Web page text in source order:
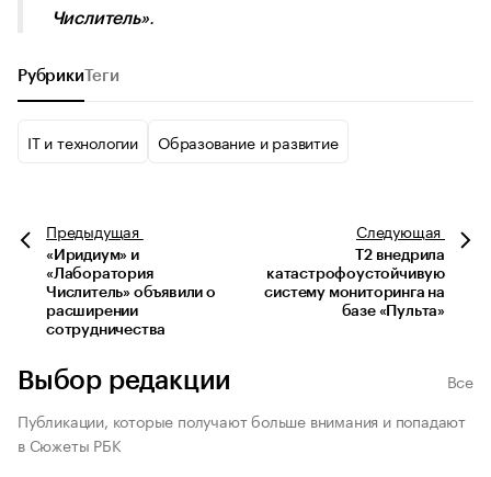
Числитель».
Рубрики Теги
IT и технологии Образование и развитие
Предыдущая
«Иридиум» и
«Лаборатория
Числитель» объявили о
расширении
сотрудничества
Следующая
Т2 внедрила
катастрофоустойчивую
систему мониторинга на
базе «Пульта»
Выбор редакции
Все
Публикации, которые получают больше внимания и попадают
в Сюжеты РБК